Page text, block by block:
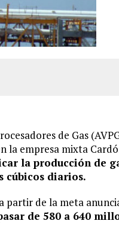
de Gas
la empresa mixta
la producción de
cúbicos diarios.
partir de la meta
de 580 a 640